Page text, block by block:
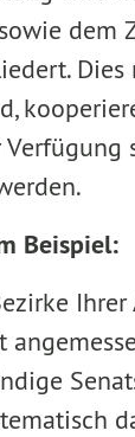
dem
Beispiel: